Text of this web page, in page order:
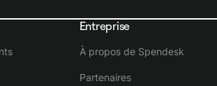
Entreprise
À propos de Spendesk
Partenaires